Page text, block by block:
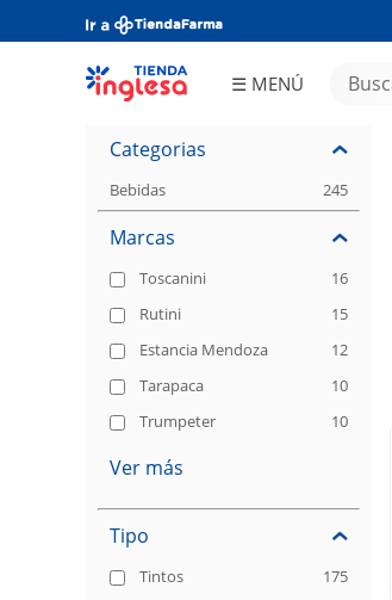
☰ MENÚ
Categorias
Bebidas 245
Marcas
Toscanini
16
Rutini
15
Estancia Mendoza
12
Tarapaca
10
Trumpeter
10
Ver más
Tipo
Tintos
175